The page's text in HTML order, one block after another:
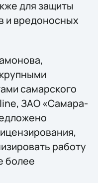
для защиты
и вредоносных
самарского
ЗАО «Самара-
работу
более